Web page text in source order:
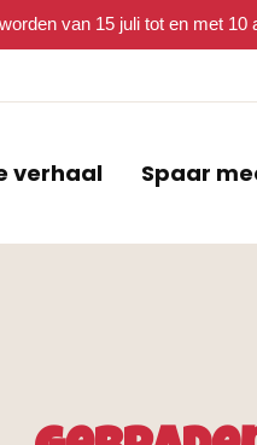
van 15 juli tot en met 10
verhaal Spaar